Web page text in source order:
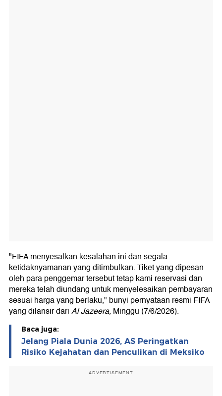
"FIFA menyesalkan kesalahan ini dan segala
ketidaknyamanan yang ditimbulkan. Tiket yang dipesan
oleh para penggemar tersebut tetap kami reservasi dan
mereka telah diundang untuk menyelesaikan pembayaran
sesuai harga yang berlaku," bunyi pernyataan resmi FIFA
yang dilansir dariAl Jazeera,Minggu (7/6/2026).
Baca juga:
Jelang Piala Dunia 2026, AS Peringatkan
Risiko Kejahatan dan Penculikan di Meksiko
ADVERTISEMENT